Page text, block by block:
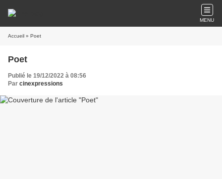
MENU
Accueil » Poet
Poet
Publié le 19/12/2022 à 08:56
Par cinexpressions